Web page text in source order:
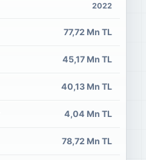
2022
77,72 Mn TL
45,17 Mn TL
40,13 Mn TL
4,04 Mn TL
78,72 Mn TL